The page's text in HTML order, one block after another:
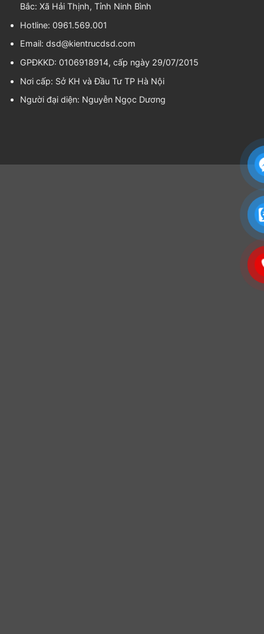
Bắc: Xã Hải Thịnh, Tỉnh Ninh Bình
Hotline: 0961.569.001
Email: dsd@kientrucdsd.com
GPĐKKD: 0106918914, cấp ngày 29/07/2015
Nơi cấp: Sở KH và Đầu Tư TP Hà Nội
Người đại diện: Nguyễn Ngọc Dương